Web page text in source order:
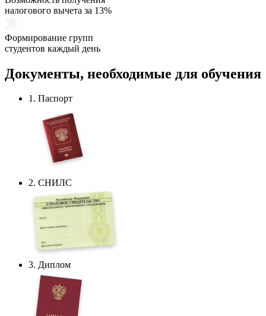
налогового вычета за 13%
Формирование групп
студентов каждый день
Документы, необходимые для обучения
1. Паспорт
2. СНИЛС
3. Диплом